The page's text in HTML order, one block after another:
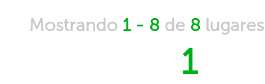
Mostrando 1 - 8 de 8
1